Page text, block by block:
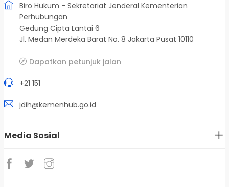
Biro Hukum - Sekretariat Jenderal Kementerian
Perhubungan
Gedung Cipta Lantai 6
Jl. Medan Merdeka Barat No. 8 Jakarta Pusat 10110
Dapatkan petunjuk jalan
+21 151
jdih@kemenhub.go.id
Media Sosial